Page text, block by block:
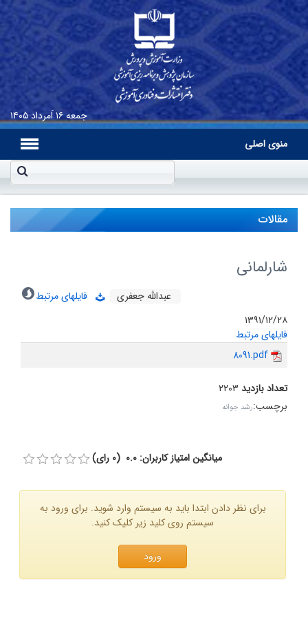
جمعه۱۶ اَمرداد ۱۴۰۵
منوی اصلی
مقالات
شارلمانى
عبدالله جعفرى
فایلهای مرتبط
۱۳۹۱/۱۲/۲۸
فایلهای مرتبط
8091.pdf
تعداد بازدید ۲۲۰۳
برچسب:رشد جوانه
میانگین امتیاز کاربران: 0.0 (0 رای)
برای نظر دادن ابتدا باید به سیستم وارد شوید. برای ورود به
سیستم روی کلید زیر کلیک کنید.
ورود